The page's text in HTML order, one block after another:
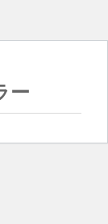
ー